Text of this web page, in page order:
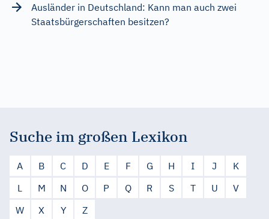
Ausländer in Deutschland: Kann man auch zwei
Staatsbürgerschaften besitzen?
Suche im großen Lexikon
A B C D E F G H I J
K
L
M N O P Q R S T U
V
W
X Y Z